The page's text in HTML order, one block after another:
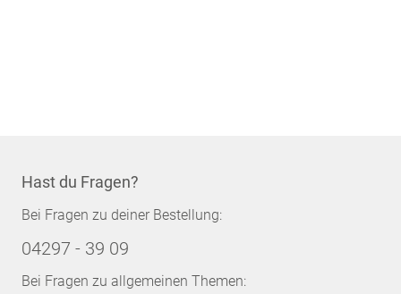
Hast du Fragen?
Bei Fragen zu deiner Bestellung:
04297 - 39 09
Bei Fragen zu allgemeinen Themen: